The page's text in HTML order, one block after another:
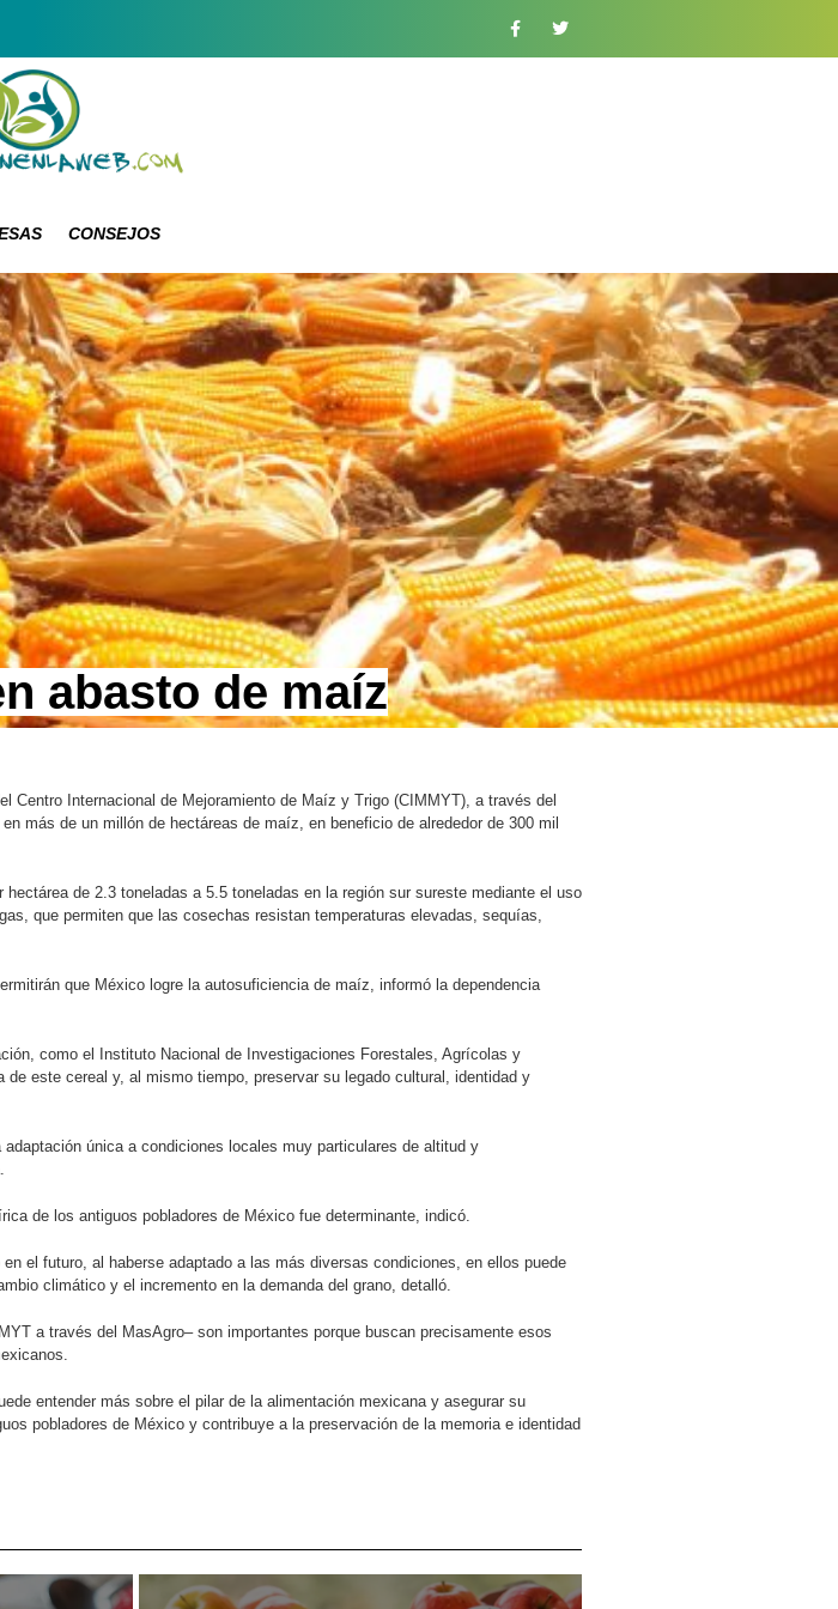
CONSEJOS
abasto de maíz
Internacional de Mejoramiento de Maíz y Trigo (CIMMYT), a través del
más de un millón de hectáreas de maíz, en beneficio de alrededor de 300 mil
de 2.3 toneladas a 5.5 toneladas en la región sur sureste mediante el uso
que permiten que las cosechas resistan temperaturas elevadas, sequías,
que México logre la autosuficiencia de maíz, informó la dependencia
como el Instituto Nacional de Investigaciones Forestales, Agrícolas y
este cereal y, al mismo tiempo, preservar su legado cultural, identidad y
única a condiciones locales muy particulares de altitud y
de los antiguos pobladores de México fue determinante, indicó.
el futuro, al haberse adaptado a las más diversas condiciones, en ellos puede
climático y el incremento en la demanda del grano, detalló.
a través del MasAgro– son importantes porque buscan precisamente esos
entender más sobre el pilar de la alimentación mexicana y asegurar su
pobladores de México y contribuye a la preservación de la memoria e identidad